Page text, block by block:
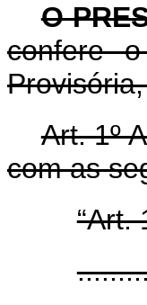
O
confere
Art. 1º
com as
“Art.